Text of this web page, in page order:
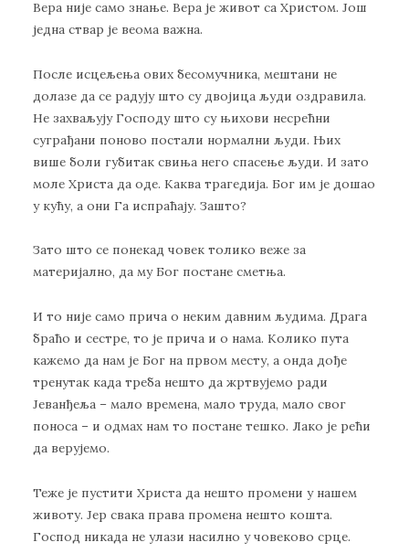
Вера није само знање. Вера је живот са Христом. Још
једна ствар је веома важна.
После исцељења ових бесомучника, мештани не
долазе да се радују што су двојица људи оздравила.
Не захваљују Господу што су њихови несрећни
суграђани поново постали нормални људи. Њих
више боли губитак свиња него спасење људи. И зато
моле Христа да оде. Каква трагедија. Бог им је дошао
у кућу, а они Га испраћају. Зашто?
Зато што се понекад човек толико веже за
материјално, да му Бог постане сметња.
И то није само прича о неким давним људима. Драга
браћо и сестре, то је прича и о нама. Колико пута
кажемо да нам је Бог на првом месту, а онда дође
тренутак када треба нешто да жртвујемо ради
Јеванђеља – мало времена, мало труда, мало свог
поноса – и одмах нам то постане тешко. Лако је рећи
да верујемо.
Теже је пустити Христа да нешто промени у нашем
животу. Јер свака права промена нешто кошта.
Господ никада не улази насилно у човеково срце.